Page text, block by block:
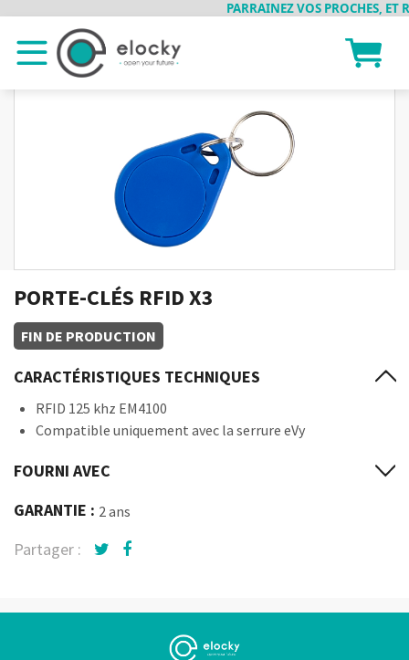
PARRAINEZ VOS PROCHES, ET
PORTE-CLÉS RFID X3
FIN DE PRODUCTION
CARACTÉRISTIQUES TECHNIQUES
RFID 125 khz EM4100
Compatible uniquement avec la serrure eVy
FOURNI AVEC
GARANTIE : 2 ans
Partager :